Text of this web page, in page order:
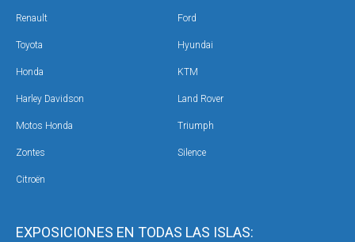
EXPOSICIONES EN TODAS LAS ISLAS:
Renault Ford
Toyota Hyundai
Honda KTM
Harley Davidson Land Rover
Motos Honda Triumph
Zontes Silence
Citroën